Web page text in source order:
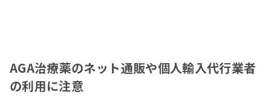
AGA治療薬のネット通販や個人輸入代行業者
の利用に注意